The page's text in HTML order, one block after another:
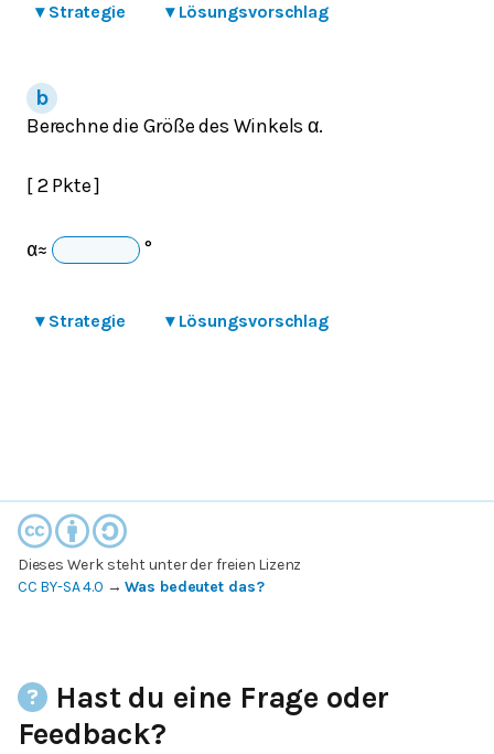
▾ Strategie ▾ Lösungsvorschlag
Berechne die Größe des Winkels α.
[ 2 Pkte ]
α≈ °
▾ Strategie ▾ Lösungsvorschlag
Dieses Werk steht unter der freien Lizenz
CC BY-SA 4.0 →Was bedeutet das?
Hast du eine Frage oder
Feedback?